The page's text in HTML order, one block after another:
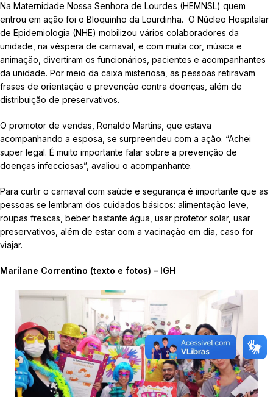
Na Maternidade Nossa Senhora de Lourdes (HEMNSL) quem
entrou em ação foi o Bloquinho da Lourdinha. O Núcleo Hospitalar
de Epidemiologia (NHE) mobilizou vários colaboradores da
unidade, na véspera de carnaval, e com muita cor, música e
animação, divertiram os funcionários, pacientes e acompanhantes
da unidade. Por meio da caixa misteriosa, as pessoas retiravam
frases de orientação e prevenção contra doenças, além de
distribuição de preservativos.
O promotor de vendas, Ronaldo Martins, que estava
acompanhando a esposa, se surpreendeu com a ação. “Achei
super legal. É muito importante falar sobre a prevenção de
doenças infecciosas”, avaliou o acompanhante.
Para curtir o carnaval com saúde e segurança é importante que as
pessoas se lembram dos cuidados básicos: alimentação leve,
roupas frescas, beber bastante água, usar protetor solar, usar
preservativos, além de estar com a vacinação em dia, caso for
viajar.
Marilane Correntino (texto e fotos) – IGH